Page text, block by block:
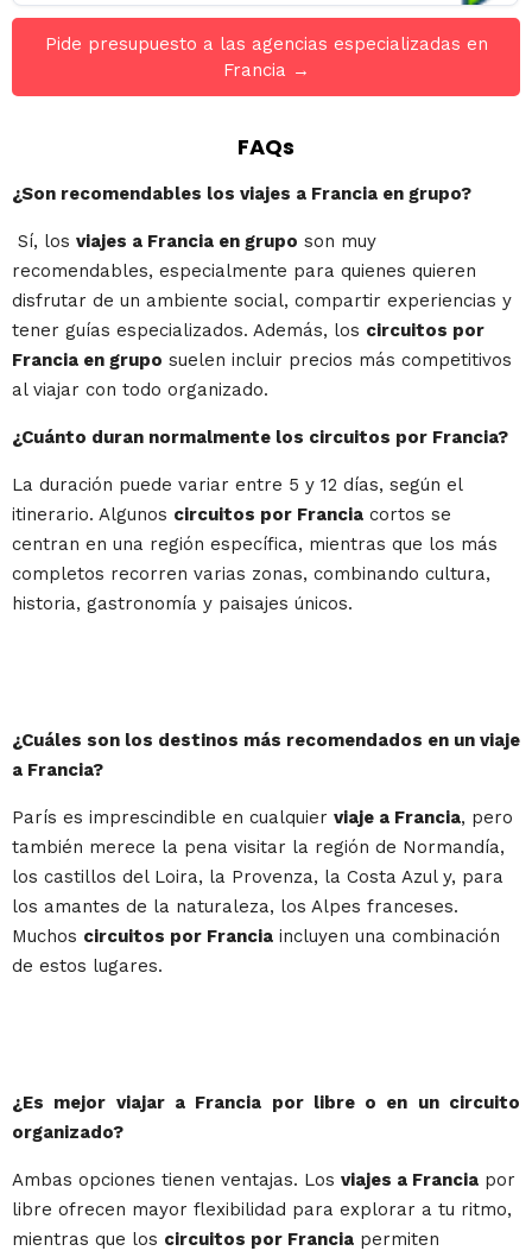
Pide presupuesto a las agencias especializadas en
Francia →
FAQs
¿Son recomendables los viajes a Francia en grupo?
Sí, los viajes a Francia en grupo son muy
recomendables, especialmente para quienes quieren
disfrutar de un ambiente social, compartir experiencias y
tener guías especializados. Además, los circuitos por
Francia en grupo suelen incluir precios más competitivos
al viajar con todo organizado.
¿Cuánto duran normalmente los circuitos por Francia?
La duración puede variar entre 5 y 12 días, según el
itinerario. Algunos circuitos por Francia cortos se
centran en una región específica, mientras que los más
completos recorren varias zonas, combinando cultura,
historia, gastronomía y paisajes únicos.
¿Cuáles son los destinos más recomendados en un viaje
a Francia?
París es imprescindible en cualquier viaje a Francia, pero
también merece la pena visitar la región de Normandía,
los castillos del Loira, la Provenza, la Costa Azul y, para
los amantes de la naturaleza, los Alpes franceses.
Muchos circuitos por Francia incluyen una combinación
de estos lugares.
¿Es mejor viajar a Francia por libre o en un circuito
organizado?
Ambas opciones tienen ventajas. Los viajes a Francia por
libre ofrecen mayor flexibilidad para explorar a tu ritmo,
mientras que los circuitos por Francia permiten